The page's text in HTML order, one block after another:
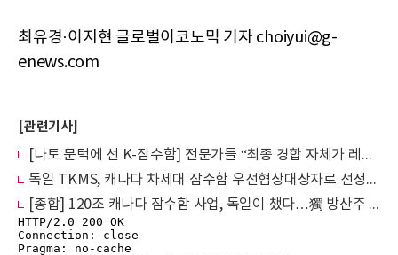
최유경·이지현 글로벌이코노믹 기자 choiyui@g-
enews.com
[관련기사]
[나토 문턱에 선 K-잠수함] 전문가들 “최종 경합 자체가 레퍼런스”…K-잠수함, 다음 수출전 발판
독일 TKMS, 캐나다 차세대 잠수함 우선협상대상자로 선정… K-방산 지정학 장벽에 눈물
[종합] 120조 캐나다 잠수함 사업, 독일이 챘다…獨 방산주 12.9% 폭등 ‘축포’